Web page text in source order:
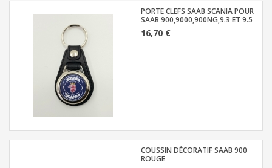
PORTE CLEFS SAAB SCANIA POUR
SAAB 900,9000,900NG,9.3 ET 9.5
16,70 €
COUSSIN DÉCORATIF SAAB 900
ROUGE